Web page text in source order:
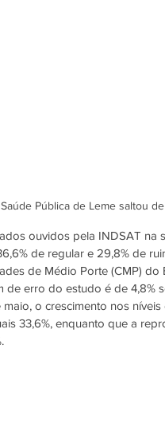
Pública de Leme saltou
ouvidos pela INDSAT na
de regular e 29,8% de
de Médio Porte (CMP)
de erro do estudo é de 4,8%
maio, o crescimento nos
33,6%, enquanto que a